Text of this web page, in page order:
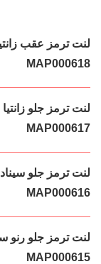
لنت ترمز عقب
MAP000618
لنت ترمز جلو
MAP000617
لنت ترمز جلو
MAP000616
لنت ترمز جلو رنو
MAP000615